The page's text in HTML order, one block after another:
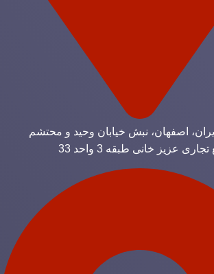
اصفهان، نبش خیابان وحید و محتشم
عزیز خانی طبقه 3 واحد 33